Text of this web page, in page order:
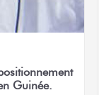
Guinée.